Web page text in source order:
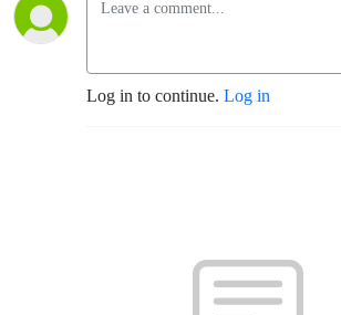
Log in to continue. Log in